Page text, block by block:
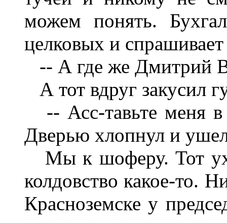
можем понять.
целковых и
-- А где же Дмитрий
А тот вдруг закусил
-- Асс-тавьте меня
Дверью хлопнул и
Мы к шоферу. Тот
колдовство какое-то.
Красноземске у